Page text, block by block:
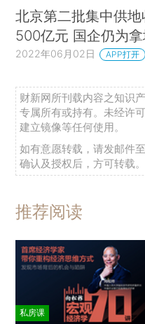
北京第二批集中供地
500亿元 国企仍为拿
2022年06月02日 APP打开
财新网所刊载内容之知识
专属所有或持有。未经许
建立镜像等任何使用。
如有意愿转载，请发邮件至
确认及授权后，方可转载。
推荐阅读
私房课